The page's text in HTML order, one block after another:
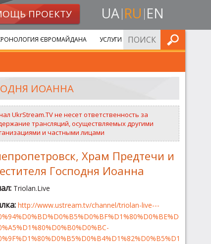
ПРОЕКТУ UA RU EN
ЄВРОМАЙДАНА УСЛУГИ ИСКАТЬ
ИОАННА
UkrStream.TV не несет ответственность за
трансляций, осуществляемых другими
и частными лицами
Храм Предтечи и
Господня Иоанна
Triolan.Live
http://www.ustream.tv/channel/triolan-live---